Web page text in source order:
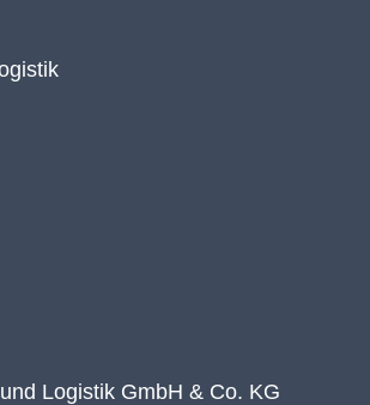
Logistik GmbH & Co. KG